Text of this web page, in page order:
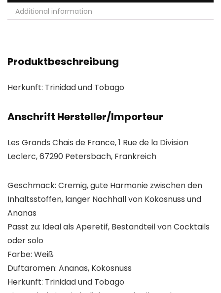
Additional information
Produktbeschreibung
Herkunft: Trinidad und Tobago
Anschrift Hersteller/Importeur
Les Grands Chais de France, 1 Rue de la Division
Leclerc, 67290 Petersbach, Frankreich
Geschmack: Cremig, gute Harmonie zwischen den
Inhaltsstoffen, langer Nachhall von Kokosnuss und
Ananas
Passt zu: Ideal als Aperetif, Bestandteil von Cocktails
oder solo
Farbe: Weiß
Duftaromen: Ananas, Kokosnuss
Herkunft: Trinidad und Tobago